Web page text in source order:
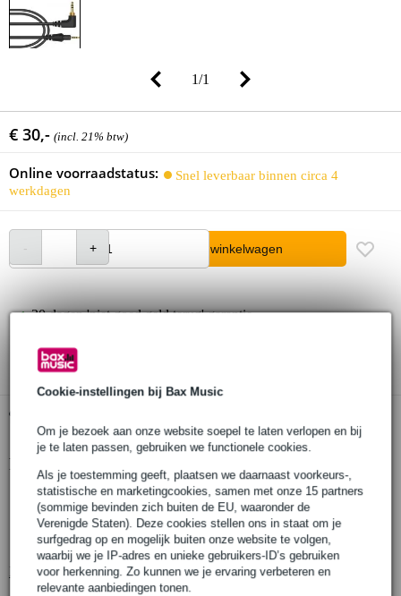
Cookie-instellingen bij Bax Music
Om je bezoek aan onze website soepel te laten verlopen en bij
je te laten passen, gebruiken we functionele cookies.
Als je toestemming geeft, plaatsen we daarnaast voorkeurs-,
statistische en marketingcookies, samen met onze 15 partners
(sommige bevinden zich buiten de EU, waaronder de
Verenigde Staten). Deze cookies stellen ons in staat om je
surfgedrag op en mogelijk buiten onze website te volgen,
waarbij we je IP-adres en unieke gebruikers-ID’s gebruiken
voor herkenning. Zo kunnen we je ervaring verbeteren en
relevante aanbiedingen tonen.
1/1
€ 30,- (incl. 21% btw)
Online voorraadstatus:
Snel leverbaar binnen circa 4
werkdagen
In winkelwagen
30 dagen 'niet goed geld terug' garantie
Productinformatie
Pioneer spareparts vervangende kabel
productcode: 900200002882
lengte: 1.6 m
Bekijk alle productspecificaties